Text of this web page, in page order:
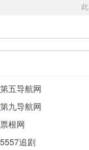
第五导航网
第九导航网
票根网
5557追剧